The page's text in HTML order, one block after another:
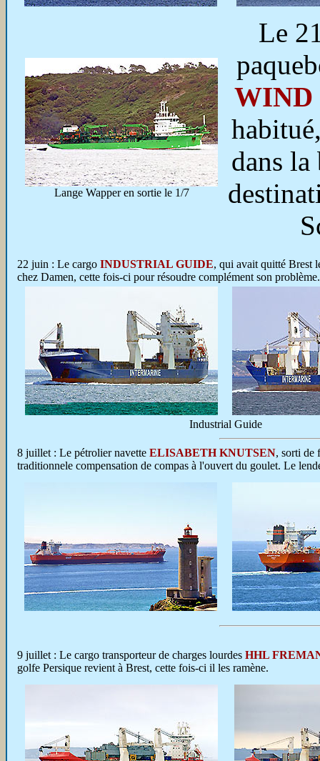
Lange Wapper en sortie le 1/7
Le
WIND
dans
22 juin : Le cargo INDUSTRIAL GUIDE, qui avait quitté Brest
chez Damen, cette fois-ci pour résoudre complément son
Industrial Guide
8 juillet : Le pétrolier navette ELISABETH KNUTSEN, sorti de
traditionnele compensation de compas à l'ouvert du goulet. Le
9 juillet : Le cargo transporteur de charges lourdes HHL
golfe Persique revient à Brest, cette fois-ci il les ramène.